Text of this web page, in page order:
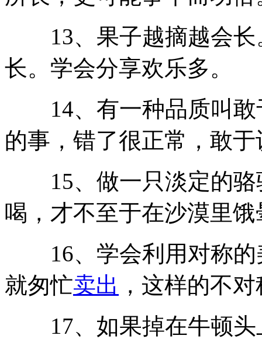
13、果子越摘越会长
长。学会分享欢乐多。
14、有一种品质叫敢
的事，错了很正常，敢
15、做一只淡定的骆
喝，才不至于在沙漠里
16、学会利用对称的
就匆忙卖出 ，这样的不
17、如果掉在牛顿头